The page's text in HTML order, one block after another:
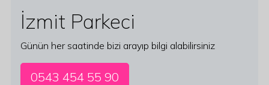
İzmit Parkeci
Günün her saatinde bizi arayıp bilgi alabilirsiniz
0543 454 55 90